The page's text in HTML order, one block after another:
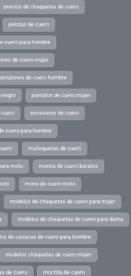
precios de chaquetas de cuero
pelotas de cuero
cuero para hombre
de cuero mujer
de cuero hombre
negro pantalon de cuero mujer
neceseres de cuero
cuero para hombre
muñequeras de cuero
moto monos de cuero baratos
mono de cuero moto
modelos de chaquetas de cuero para mujer
modelos de chaquetas de cuero para dama
de casacas de cuero para hombre
modelos chaquetas de cuero mujer
de cuero mochila de cuero